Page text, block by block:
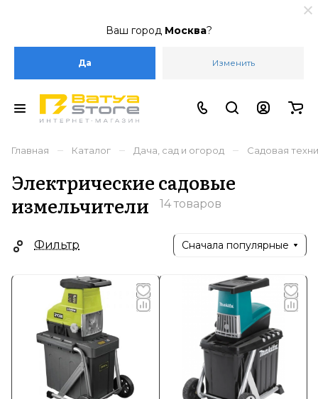
Ваш город Москва?
Да Изменить
Главная – Каталог – Дача, сад и огород – Садовая
Электрические садовые
измельчители
14 товаров
Фильтр Сначала популярные